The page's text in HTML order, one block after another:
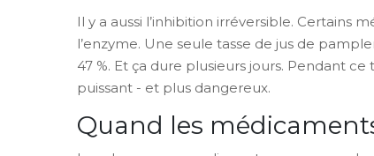
Il y a aussi l’inhibition irréversible. Certains
l’enzyme. Une seule tasse de jus de
47 %. Et ça dure plusieurs jours. Pendant
puissant - et plus dangereux.
Quand les